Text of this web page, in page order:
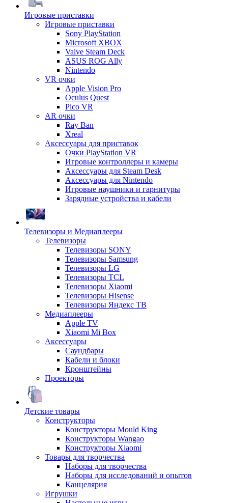
Игровые приставки
Игровые приставки
Sony PlayStation
Microsoft XBOX
Valve Steam Deck
ASUS ROG Ally
Nintendo
VR очки
Apple Vision Pro
Oculus Quest
Pico VR
AR очки
Ray Ban
Xreal
Аксессуары для приставок
Очки PlayStation VR
Игровые контроллеры и камеры
Аксессуары для Steam Desk
Аксессуары для Nintendo
Игровые наушники и гарнитуры
Зарядные устройства и кабели
Телевизоры и Медиаплееры
Телевизоры
Телевизоры SONY
Телевизоры Samsung
Телевизоры LG
Телевизоры TCL
Телевизоры Xiaomi
Телевизоры Hisense
Телевизоры Яндекс ТВ
Медиаплееры
Apple TV
Xiaomi Mi Box
Аксессуары
Саундбары
Кабели и блоки
Кронштейны
Проекторы
Детские товары
Конструкторы
Конструкторы Mould King
Конструкторы Wangao
Конструкторы Xiaomi
Товары для творчества
Наборы для творчества
Наборы для исследований и опытов
Канцелярия
Игрушки